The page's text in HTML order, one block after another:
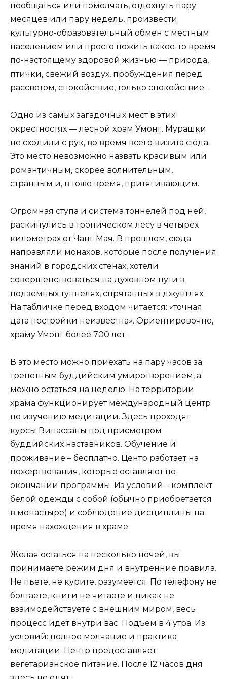
пообщаться или помолчать, отдохнуть пару
месяцев или пару недель, произвести
культурно-образовательный обмен с местным
населением или просто пожить какое-то время
по-настоящему здоровой жизнью — природа,
птички, свежий воздух, пробуждения перед
рассветом, спокойствие, только спокойствие…
Одно из самых загадочных мест в этих
окрестностях — лесной храм Умонг. Мурашки
не сходили с рук, во время всего визита сюда.
Это место невозможно назвать красивым или
романтичным, скорее волнительным,
странным и, в тоже время, притягивающим.
Огромная ступа и система тоннелей под ней,
раскинулись в тропическом лесу в четырех
километрах от Чанг Мая. В прошлом, сюда
направляли монахов, которые после получения
знаний в городских стенах, хотели
совершенствоваться на духовном пути в
подземных туннелях, спрятанных в джунглях.
На табличке перед входом читается: «точная
дата постройки неизвестна». Ориентировочно,
храму Умонг более 700 лет.
В это место можно приехать на пару часов за
трепетным буддийским умиротворением, а
можно остаться на неделю. На территории
храма функционирует международный центр
по изучению медитации. Здесь проходят
курсы Випассаны под присмотром
буддийских наставников. Обучение и
проживание – бесплатно. Центр работает на
пожертвования, которые оставляют по
окончании программы. Из условий – комплект
белой одежды с собой (обычно приобретается
в монастыре) и соблюдение дисциплины на
время нахождения в храме.
Желая остаться на несколько ночей, вы
принимаете режим дня и внутренние правила.
Не пьете, не курите, разумеется. По телефону не
болтаете, книги не читаете и никак не
взаимодействуете с внешним миром, весь
процесс идет внутри вас. Подъем в 4 утра. Из
условий: полное молчание и практика
медитации. Центр предоставляет
вегетарианское питание. После 12 часов дня